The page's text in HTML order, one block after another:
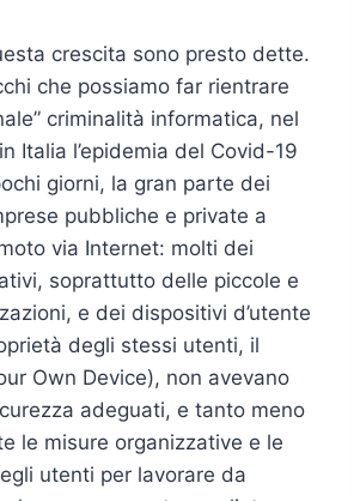
crescita sono presto dette.
che possiamo far rientrare
criminalità informatica, nel
Italia l’epidemia del Covid-19
giorni, la gran parte dei
pubbliche e private a
via Internet: molti dei
soprattutto delle piccole e
e dei dispositivi d’utente
degli stessi utenti, il
Own Device), non avevano
adeguati, e tanto meno
le misure organizzative e le
utenti per lavorare da